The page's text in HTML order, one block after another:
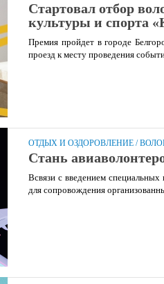
Стартовал отбор
культуры и спорта
Премия пройдет в городе
проезд к месту проведения
ОТДЫХ И ОЗДОРОВЛЕНИЕ /
Стань
Всвязи с введением
для сопровождения